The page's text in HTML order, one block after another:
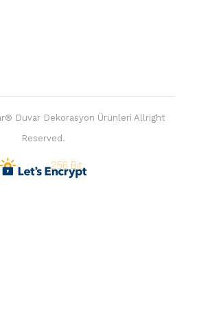
Duvar Dekorasyon Ürünleri Allright
Reserved.